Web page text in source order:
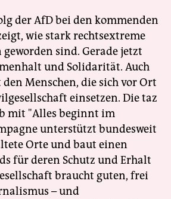
der AfD bei den kommenden
wie stark rechtsextreme
sind. Gerade jetzt
und Solidarität. Auch
Menschen, die sich vor Ort
einsetzen. Die taz
mit "Alles beginnt im
unterstützt bundesweit
Orte und baut einen
für deren Schutz und Erhalt
braucht guten, frei
– und